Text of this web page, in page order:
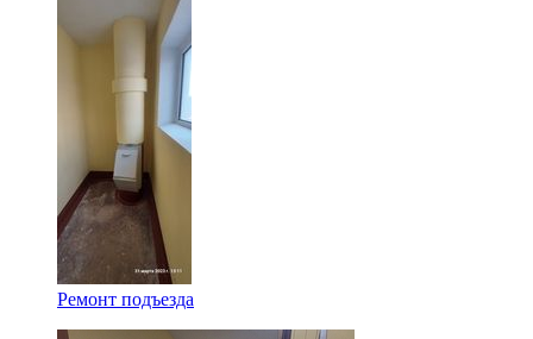
Ремонт подъезда